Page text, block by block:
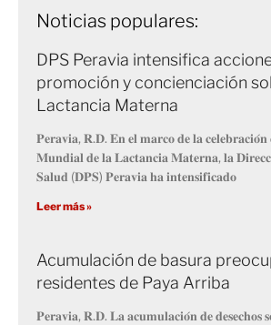
Noticias populares:
DPS Peravia intensifica
promoción y concienciación
Lactancia Materna
𝐏𝐞𝐫𝐚𝐯𝐢𝐚, 𝐑.𝐃. 𝐄𝐧 𝐞𝐥 𝐦𝐚𝐫𝐜𝐨 𝐝𝐞 𝐥𝐚
𝐌𝐮𝐧𝐝𝐢𝐚𝐥 𝐝𝐞 𝐥𝐚 𝐋𝐚𝐜𝐭𝐚𝐧𝐜𝐢𝐚 𝐌𝐚𝐭𝐞𝐫𝐧𝐚, 𝐥𝐚
𝐒𝐚𝐥𝐮𝐝 (𝐃𝐏𝐒) 𝐏𝐞𝐫𝐚𝐯𝐢𝐚 𝐡𝐚 𝐢𝐧𝐭𝐞𝐧𝐬𝐢𝐟𝐢𝐜𝐚𝐝𝐨
Leer más »
Acumulación de basura
residentes de Paya Arriba
𝐏𝐞𝐫𝐚𝐯𝐢𝐚, 𝐑.𝐃. 𝐋𝐚 𝐚𝐜𝐮𝐦𝐮𝐥𝐚𝐜𝐢𝐨́𝐧 𝐝𝐞 𝐝𝐞𝐬𝐞𝐜𝐡𝐨𝐬